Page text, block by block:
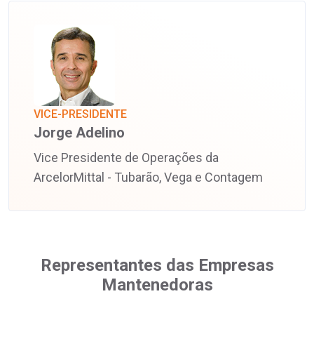
VICE-PRESIDENTE
Jorge Adelino
Vice Presidente de Operações da
ArcelorMittal - Tubarão, Vega e Contagem
Representantes das Empresas
Mantenedoras